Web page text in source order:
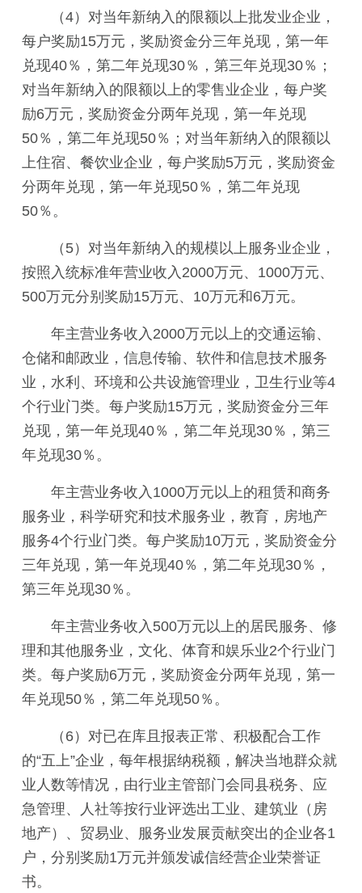
（4）对当年新纳入的限额以上批发业企业，
每户奖励15万元，奖励资金分三年兑现，第一年
兑现40％，第二年兑现30％，第三年兑现30％；
对当年新纳入的限额以上的零售业企业，每户奖
励6万元，奖励资金分两年兑现，第一年兑现
50％，第二年兑现50％；对当年新纳入的限额以
上住宿、餐饮业企业，每户奖励5万元，奖励资金
分两年兑现，第一年兑现50％，第二年兑现
50％。
（5）对当年新纳入的规模以上服务业企业，
按照入统标准年营业收入2000万元、1000万元、
500万元分别奖励15万元、10万元和6万元。
年主营业务收入2000万元以上的交通运输、
仓储和邮政业，信息传输、软件和信息技术服务
业，水利、环境和公共设施管理业，卫生行业等4
个行业门类。每户奖励15万元，奖励资金分三年
兑现，第一年兑现40％，第二年兑现30％，第三
年兑现30％。
年主营业务收入1000万元以上的租赁和商务
服务业，科学研究和技术服务业，教育，房地产
服务4个行业门类。每户奖励10万元，奖励资金分
三年兑现，第一年兑现40％，第二年兑现30％，
第三年兑现30％。
年主营业务收入500万元以上的居民服务、修
理和其他服务业，文化、体育和娱乐业2个行业门
类。每户奖励6万元，奖励资金分两年兑现，第一
年兑现50％，第二年兑现50％。
（6）对已在库且报表正常、积极配合工作
的“五上”企业，每年根据纳税额，解决当地群众就
业人数等情况，由行业主管部门会同县税务、应
急管理、人社等按行业评选出工业、建筑业（房
地产）、贸易业、服务业发展贡献突出的企业各1
户，分别奖励1万元并颁发诚信经营企业荣誉证
书。